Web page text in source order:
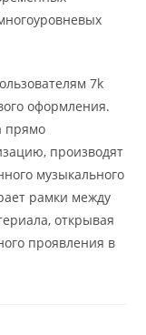
7k
оформления.
прямо
производят
музыкального
рамки между
открывая
проявления в